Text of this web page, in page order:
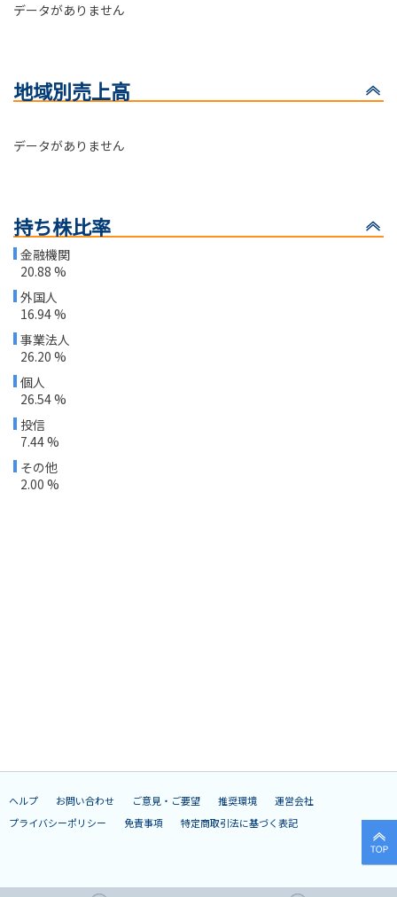
データがありません
地域別売上高
データがありません
持ち株比率
金融機関
20.88 %
外国人
16.94 %
事業法人
26.20 %
個人
26.54 %
投信
7.44 %
その他
2.00 %
ヘルプ お問い合わせ ご意見・ご要望 推奨環境
運営会社
プライバシーポリシー
免責事項 特定商取引法に基づく表記